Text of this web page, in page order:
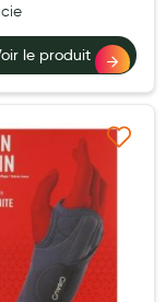
le produit
Ajouter à ma liste